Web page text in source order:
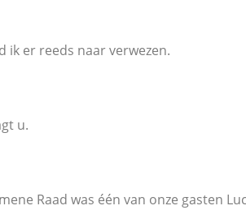
ik er reeds naar verwezen.
u.
Raad was één van onze gasten